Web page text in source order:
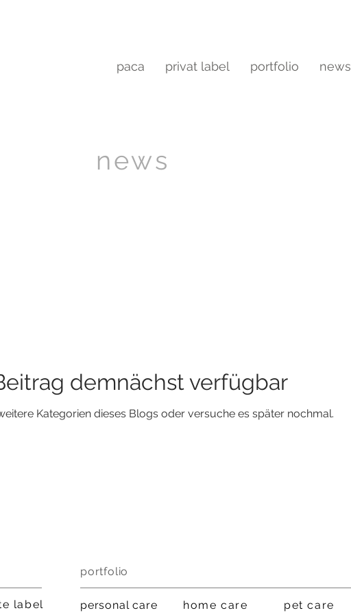
paca privat label portfolio news
news
demnächst verfügbar
Kategorien dieses Blogs oder versuche es später nochmal.
portfolio
label personal care home care pet care